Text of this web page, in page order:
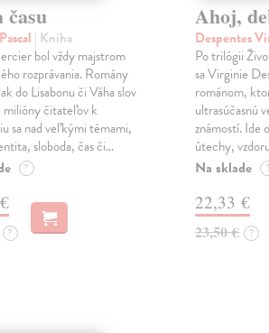
času
| Kniha
bol vždy majstrom
rozprávania. Romány
do Lisabonu či Váha slov
milióny čitateľov k
sa nad veľkými témami,
sloboda, čas či…
?
?
Ahoj,
Despentes
Po trilógii
sa Virginie
románom,
ultrasúčasnú
známostí. Ide
útechy,
Na sklade
22,33 €
23,50 € ?